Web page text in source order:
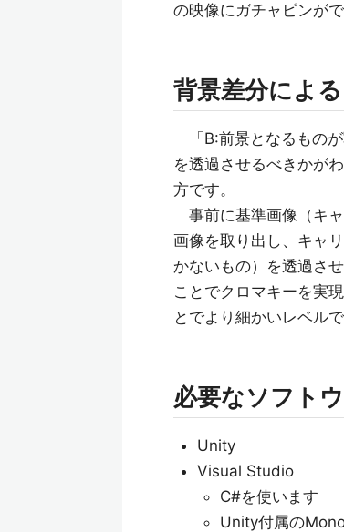
の映像にガチャピンが
背景差分によ
「B:前景となるもの
を透過させるべきかが
方です。
事前に基準画像（キ
画像を取り出し、キャ
かないもの）を透過さ
ことでクロマキーを実
とでより細かいレベル
必要なソフト
Unity
Visual Studio
C#を使います
Unity付属の